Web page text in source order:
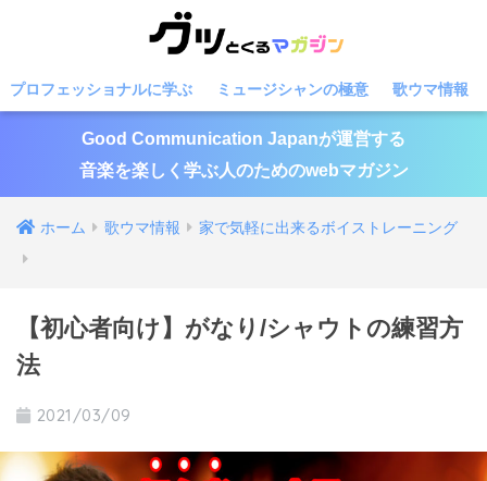
プロフェッショナルに学ぶ ミュージシャンの極意 歌ウマ情報
Good Communication Japanが運営する
音楽を楽しく学ぶ人のためのwebマガジン
ホーム 歌ウマ情報 家で気軽に出来るボイストレーニング
【初心者向け】がなり/シャウトの練習方
法
2021/03/09